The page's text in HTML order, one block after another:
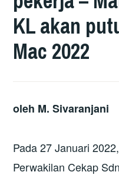
KL akan
Mac 2022
oleh M. Sivaranjani
Pada 27 Januari
Perwakilan Cekap